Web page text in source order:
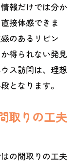
報だけでは分か
接体感できま
のあるリビン
得られない発見
ス訪問は、理想
となります。
取りの工夫
の間取りの工夫